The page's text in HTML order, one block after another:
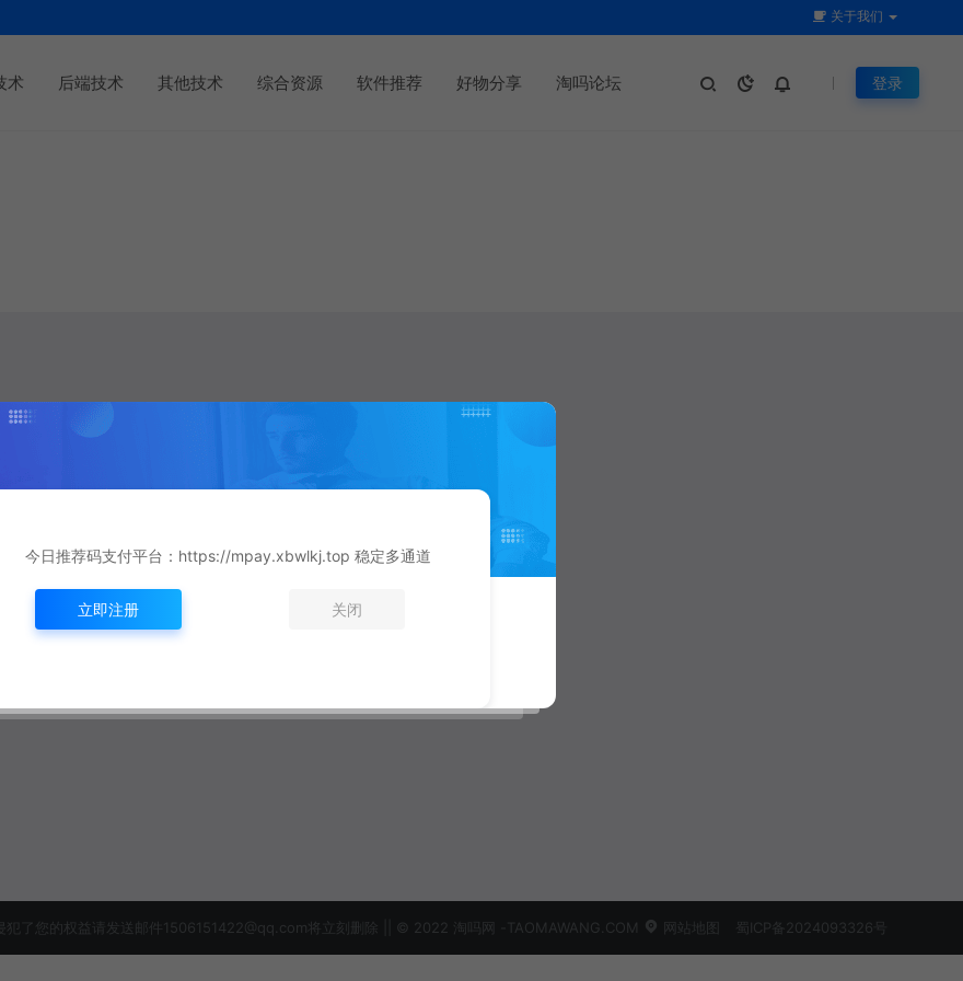
关于我们
术 后端技术 其他技术 综合资源 软件推荐 好物分享 淘吗论坛 登录
犯了您的权益请发送邮件1506151422@qq.com将立刻删除 || © 2022 淘吗网 -TAOMAWANG.COM 网站地图 蜀ICP备2024093326号
今日推荐码支付平台：https://mpay.xbwlkj.top 稳定多通道
立即注册 关闭